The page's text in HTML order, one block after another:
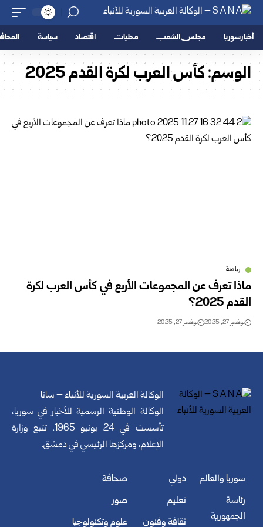
أخبار سوريا مجلس الشعب محليات اقتصاد سياسة
الوسم:كأس العرب لكرة القدم 2025
رياضة
ماذا تعرف عن المجموعات الأربع في كأس العرب لكرة
القدم 2025؟
نوفمبر 27, 2025 نوفمبر 27, 2025
الوكالة العربية السورية للأنباء – سانا
الوكالة الوطنية الرسمية للأخبار في سوريا،
تأسست في 24 يونيو 1965. تتبع وزارة
الإعلام، ومركزها الرئيسي في دمشق.
سوريا والعالم
رئاسة
الجمهورية
دولي
تعليم
ثقافة وفنون
صحافة
صور
علوم وتكنولوجيا